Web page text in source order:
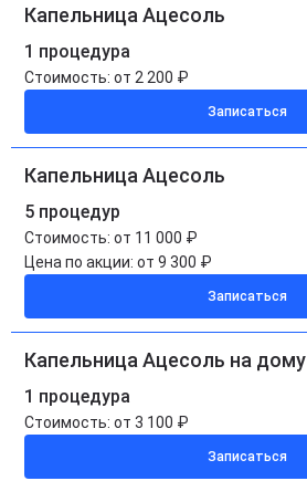
Капельница Ацесоль
1 процедура
Стоимость: от 2 200 ₽
Записаться
Капельница Ацесоль
5 процедур
Стоимость: от 11 000 ₽
Цена по акции: от 9 300 ₽
Записаться
Капельница Ацесоль на дому
1 процедура
Стоимость: от 3 100 ₽
Записаться